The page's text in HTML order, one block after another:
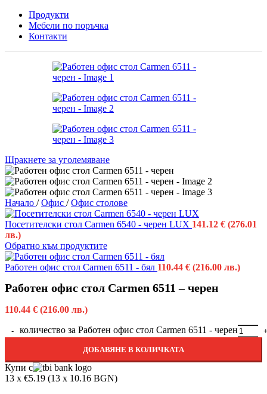
Продукти
Мебели по поръчка
Контакти
Щракнете за уголемяване
Начало / Офис / Офис столове
Посетителски стол Carmen 6540 - черен LUX 141.12 € (276.01
лв.)
Обратно към продуктите
Работен офис стол Carmen 6511 - бял 110.44 € (216.00 лв.)
Работен офис стол Carmen 6511 – черен
110.44 € (216.00 лв.)
количество за Работен офис стол Carmen 6511 - черен
ДОБАВЯНЕ В КОЛИЧКАТА
Купи с
13 x €5.19 (13 x 10.16 BGN)